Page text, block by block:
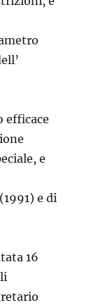
efficace
e
e di
16